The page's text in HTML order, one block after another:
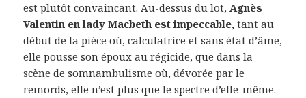
est plutôt convaincant. Au-dessus du lot,Agnès
Valentin en lady Macbeth est impeccable, tant au
début de la pièce où, calculatrice et sans état d’âme,
elle pousse son époux au régicide, que dans la
scène de somnambulisme où, dévorée par le
remords, elle n’est plus que le spectre d’elle-même.